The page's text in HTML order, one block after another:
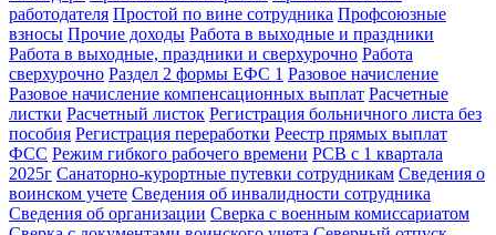
работодателя Простой по вине сотрудника Профсоюзные
взносы Прочие доходы Работа в выходные и праздники
Работа в выходные, праздники и сверхурочно Работа
сверхурочно Раздел 2 формы ЕФС 1 Разовое начисление
Разовое начисление компенсационных выплат Расчетные
листки Расчетный листок Регистрация больничного листа без
пособия Регистрация переработки Реестр прямых выплат
ФСС Режим гибкого рабочего времени РСВ с 1 квартала
2025г Санаторно-курортные путевки сотрудникам Сведения о
воинском учете Сведения об инвалидности сотрудника
Сведения об организации Сверка с военным комиссариатом